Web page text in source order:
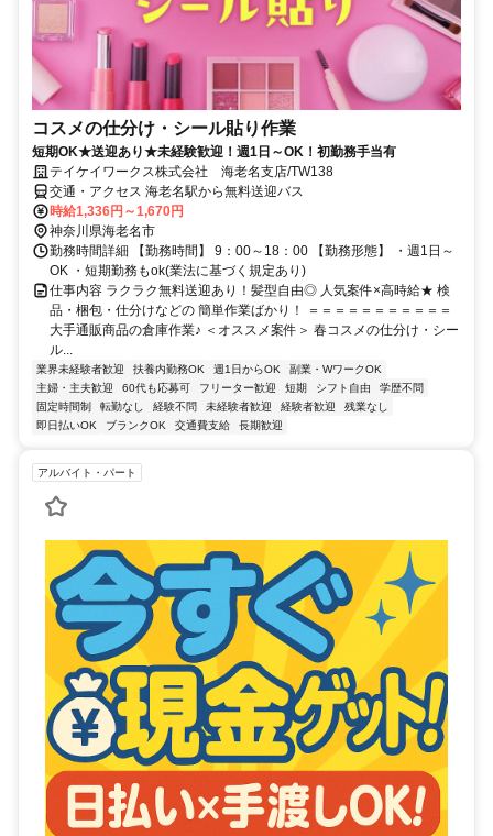
コスメの仕分け・シール貼り作業
短期OK★送迎あり★未経験歓迎！週1日～OK！初勤務手当有
テイケイワークス株式会社 海老名支店/TW138
交通・アクセス 海老名駅から無料送迎バス
時給1,336円～1,670円
神奈川県海老名市
勤務時間詳細 【勤務時間】 9：00～18：00 【勤務形態】 ・週1日～
OK ・短期勤務もok(業法に基づく規定あり)
仕事内容 ラクラク無料送迎あり！髪型自由◎ 人気案件×高時給★ 検
品・梱包・仕分けなどの 簡単作業ばかり！ ＝＝＝＝＝＝＝＝＝＝＝
大手通販商品の倉庫作業♪ ＜オススメ案件＞ 春コスメの仕分け・シー
ル...
業界未経験者歓迎 扶養内勤務OK 週1日からOK
副業・WワークOK
主婦・主夫歓迎
60代も応募可 フリーター歓迎 短期 シフト自由
学歴不問
固定時間制
転勤なし 経験不問 未経験者歓迎 経験者歓迎
残業なし
即日払いOK
ブランクOK 交通費支給 長期歓迎
アルバイト・パート